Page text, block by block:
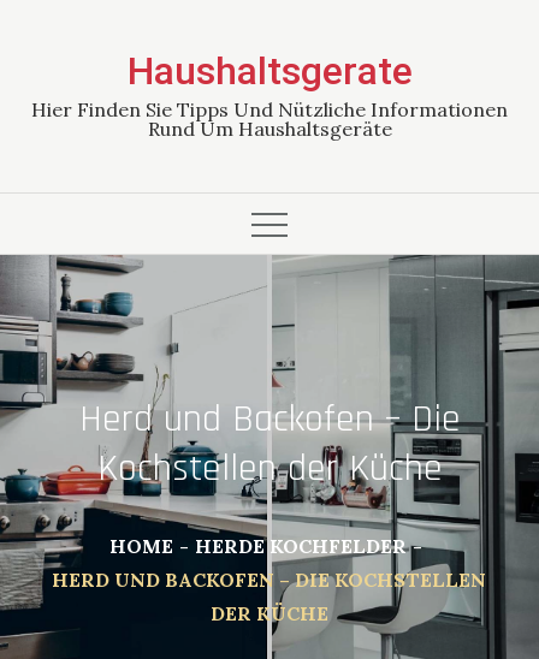
Haushaltsgerate
Hier Finden Sie Tipps Und Nützliche Informationen
Rund Um Haushaltsgeräte
Herd und Backofen – Die
Kochstellen der Küche
HOME
HERDE KOCHFELDER
HERD UND BACKOFEN – DIE KOCHSTELLEN
DER KÜCHE